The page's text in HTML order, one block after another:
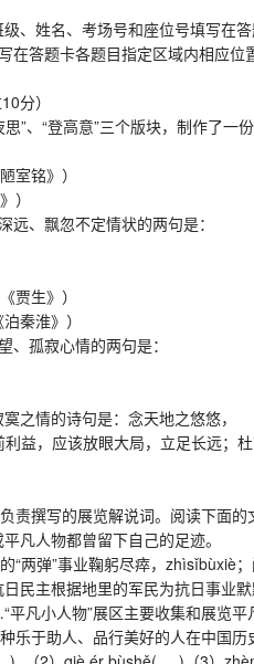
姓名、考场号和座位号填写在答
题卡各题目指定区域内相应位
分）
、“登高意”三个版块，制作了一
》）
扬、深远、飘忽不定情状
》）
》）
至的失望、孤寂心情的两句
独寂寞之情的诗句是：念
眼大局，立足长远；杜甫
撰写的展览解说词。阅读下面的
人物都曾留下自己的足迹。
弹”事业鞠躬尽瘁，zhìsǐbùxiè
民主根据地里的军民为抗日事
凡小人物”展区主要收集和展览
乐于助人、品行美好的人在中国历